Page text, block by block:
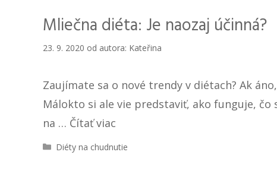
Mliečna diéta: Je naozaj účinná?
23. 9. 2020 od autora: Kateřina
Zaujímate sa o nové trendy v diétach? Ak
Málokto si ale vie predstaviť, ako funguje, čo
na … Čítať viac
Kategórie
Diéty na chudnutie